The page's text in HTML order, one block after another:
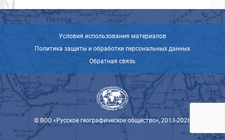
Условия использования материалов
Политика защиты и обработки персональных данных
Обратная связь
© ВОО «Русское географическое общество», 2013-2026